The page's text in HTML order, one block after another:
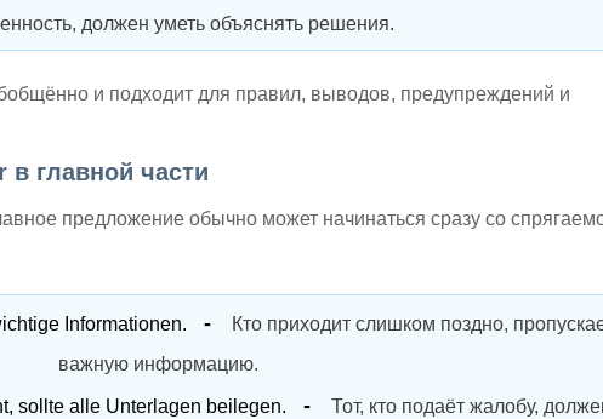
должен уметь объяснять решения.
и подходит для правил, выводов, предупреждений и
в главной части
предложение обычно может начинаться сразу со
Informationen.
Кто приходит слишком поздно,
важную информацию.
sollte alle Unterlagen beilegen.
Тот, кто подаёт жалобу,